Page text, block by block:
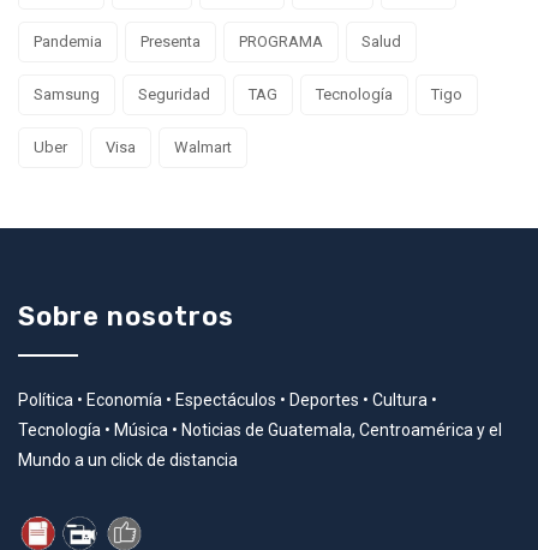
Pandemia Presenta PROGRAMA Salud
Samsung Seguridad TAG Tecnología Tigo
Uber Visa Walmart
Sobre nosotros
Política • Economía • Espectáculos • Deportes • Cultura •
Tecnología • Música • Noticias de Guatemala, Centroamérica y el
Mundo a un click de distancia